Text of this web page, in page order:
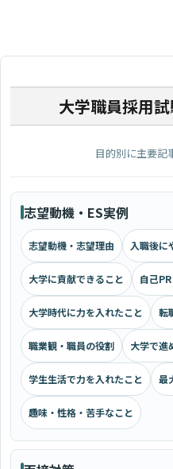
大学職員採用
目的別に主要記
志望動機・ES実例
志望動機・志望理由 入職後に
大学に貢献できること 自己
大学時代に力を入れたこと 転
職業観・職員の役割 大学で進
学生生活で力を入れたこと 最
趣味・性格・苦手なこと